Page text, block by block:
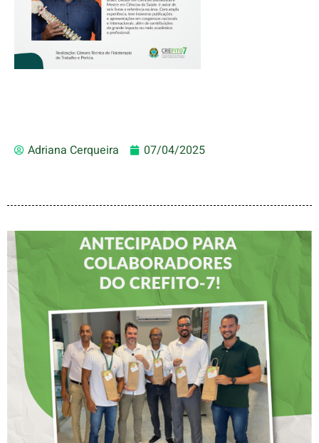
Adriana Cerqueira 07/04/2025
DIA DOS PAIS É
ANTECIPADO PARA
COLABORADORES DO
CREFITO-7